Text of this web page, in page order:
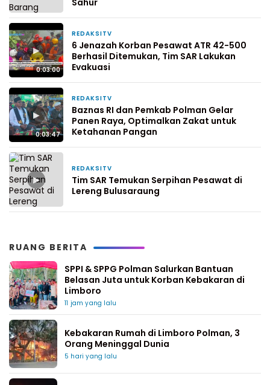
Sahur
▶
0:03:00
REDAKSITV
6 Jenazah Korban Pesawat ATR 42-500
Berhasil Ditemukan, Tim SAR Lakukan
Evakuasi
▶
0:03:47
REDAKSITV
Baznas RI dan Pemkab Polman Gelar
Panen Raya, Optimalkan Zakat untuk
Ketahanan Pangan
▶
REDAKSITV
Tim SAR Temukan Serpihan Pesawat di
Lereng Bulusaraung
RUANG BERITA
SPPI & SPPG Polman Salurkan Bantuan
Belasan Juta untuk Korban Kebakaran di
Limboro
11 jam yang lalu
Kebakaran Rumah di Limboro Polman, 3
Orang Meninggal Dunia
5 hari yang lalu